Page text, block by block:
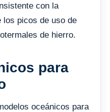
con la
los picos de uso de
de hierro.
para
oceánicos para